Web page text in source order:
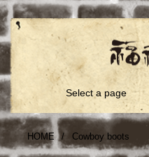
Select a page
HOME / Cowboy boots